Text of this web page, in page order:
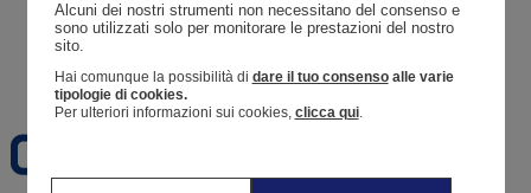
Resoconto di un ordine
Preferiti
Alcuni dei nostri strumenti non necessitano del consenso e
sono utilizzati solo per monitorare le prestazioni del nostro
sito.
Hai comunque la possibilità di dare il tuo consensoalle varie
tipologie di cookies.
Per ulteriori informazioni sui cookies, clicca qui.